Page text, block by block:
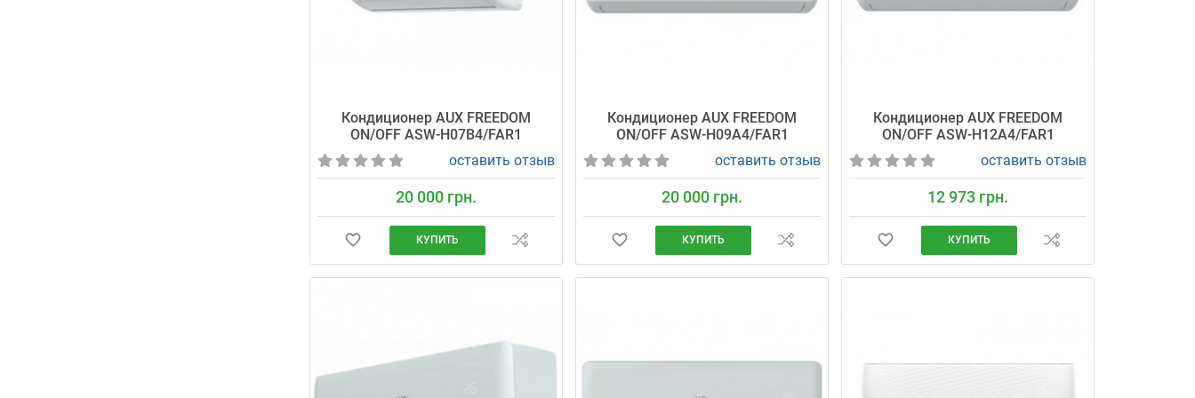
Кондиционер AUX FREEDOM
ON/OFF ASW-H07B4/FAR1
оставить отзыв
20 000 грн.
КУПИТЬ
Кондиционер AUX FREEDOM
ON/OFF ASW-H09A4/FAR1
оставить отзыв
20 000 грн.
КУПИТЬ
Кондиционер AUX FREEDOM
ON/OFF ASW-H12A4/FAR1
оставить отзыв
12 973 грн.
КУПИТЬ